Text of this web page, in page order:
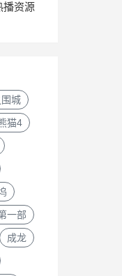
播资源
城
猫4
一部
成龙